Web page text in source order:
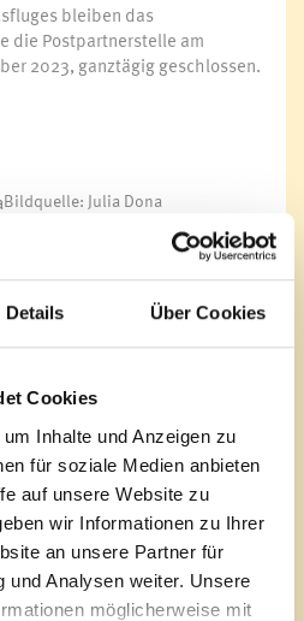
Details Über Cookies
Cookies
Inhalte und Anzeigen zu
für soziale Medien anbieten
auf unsere Website zu
wir Informationen zu Ihrer
an unsere Partner für
und Analysen weiter. Unsere
möglicherweise mit
bleiben das
die Postpartnerstelle am
2023, ganztägig geschlossen.
Bildquelle: Julia Dona